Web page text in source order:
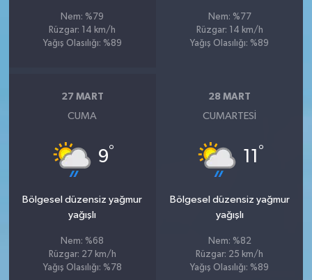
Nem: %79
Rüzgar: 14 km/h
Yağış Olasılığı: %89
Nem: %77
Rüzgar: 14 km/h
Yağış Olasılığı: %89
27 MART
CUMA
9°
Bölgesel düzensiz yağmur
yağışlı
Nem: %68
Rüzgar: 27 km/h
Yağış Olasılığı: %78
28 MART
CUMARTESI
11 °
Bölgesel düzensiz yağmur
yağışlı
Nem: %82
Rüzgar: 25 km/h
Yağış Olasılığı: %89